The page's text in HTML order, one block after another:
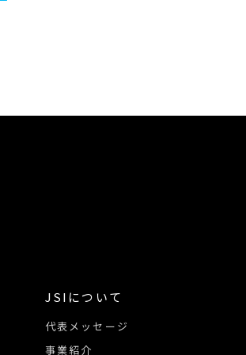
JSIについて
代表メッセージ
事業紹介